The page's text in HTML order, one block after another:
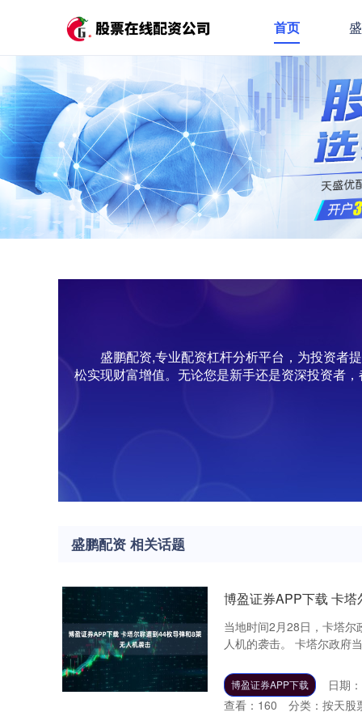
首页
盛鹏配资,专业配资杠杆分析平台，为投资者
松实现财富增值。无论您是新手还是资深投资者
盛鹏配资 相关话题
博盈证券APP下载 卡
当地时间2月28日，卡塔
人机的袭击。 卡塔尔政府
博盈证券APP下载
日期
查看： 160 分类： 按天股